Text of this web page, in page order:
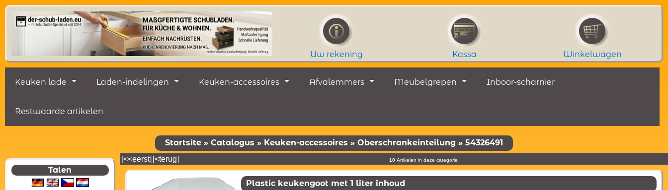
Uw rekening Kassa Winkelwagen
Keuken lade Laden-indelingen Keuken-accessoires Afvalemmers Meubelgrepen Inboor-scharnier
Restwaarde artikelen
Startsite » Catalogus » Keuken-accessoires » Oberschrankeinteilung » 54326491
Talen
[<<eerst] [<terug] 10 Artikelen in deze categorie
Plastic keukengoot met 1 liter inhoud